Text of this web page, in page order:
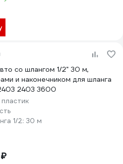
со шлангом 1/2" 30 м,
и наконечником для шланга
2403 3600
пластик
1/2: 30 м